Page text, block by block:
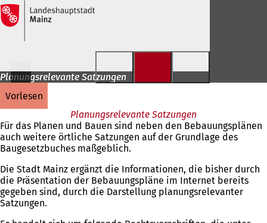
Inhalt anspringen
Planungsrelevante Satzungen
vorlesen
Planungsrelevante Satzungen
Für das Planen und Bauen sind neben den Bebauungsplänen
auch weitere örtliche Satzungen auf der Grundlage des
Baugesetzbuches maßgeblich.
Die Stadt Mainz ergänzt die Informationen, die bisher durch
die Präsentation der Bebauungspläne im Internet bereits
gegeben sind, durch die Darstellung planungsrelevanter
Satzungen.